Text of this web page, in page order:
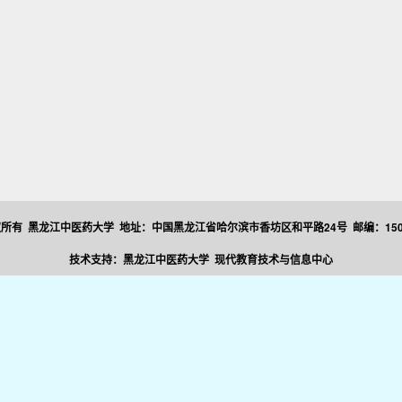
有 黑龙江中医药大学 地址：中国黑龙江省哈尔滨市香坊区和平路24号 邮编：
技术支持：黑龙江中医药大学 现代教育技术与信息中心